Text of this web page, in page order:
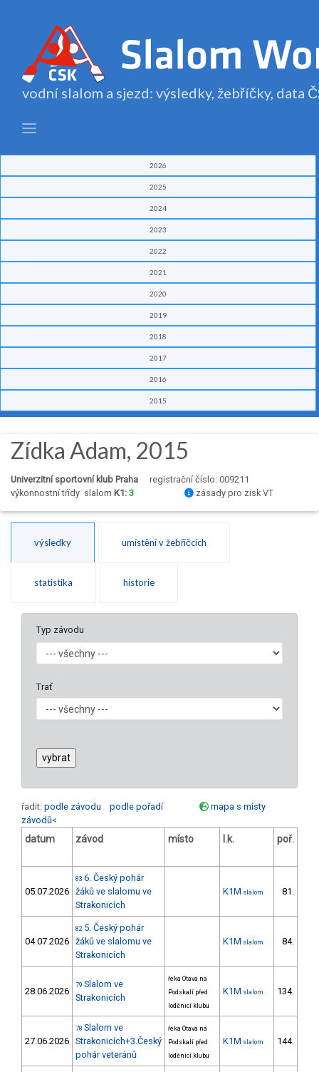
vodní slalom a sjezd: výsledky, žebříčky, data
2026
2025
2024
2023
2022
2021
2020
2019
2018
2017
2016
2015
Zídka Adam, 2015
Univerzitní sportovní klub Praha
registrační číslo: 009211
výkonnostní třídy slalom K1: 3 zásady pro zisk VT
výsledky umístění v žebříčcích
statistika historie
Typ závodu
Trať
řadit: podle závodu podle pořadí
mapa s místy
závodů<
datum závod místo l.k. poř.
05.07.2026
83 6. Český pohár
žáků ve slalomu ve
Strakonicích
K1M slalom 81.
04.07.2026
82 5. Český pohár
žáků ve slalomu ve
Strakonicích
K1M slalom 84.
28.06.2026
79 Slalom ve
Strakonicích
řeka Otava na
Podskalí před
loděnicí klubu
K1M slalom 134.
27.06.2026
78 Slalom ve
Strakonicích+3.Český
pohár veteránů
řeka Otava na
Podskalí před
loděnicí klubu
K1M slalom 144.